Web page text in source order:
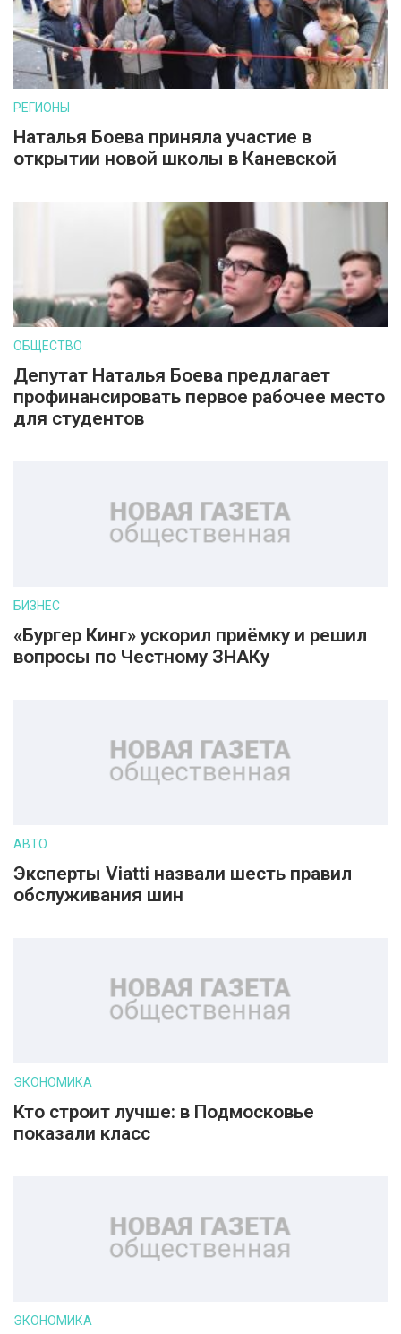
РЕГИОНЫ
Наталья Боева приняла участие в
открытии новой школы в Каневской
ОБЩЕСТВО
Депутат Наталья Боева предлагает
профинансировать первое рабочее место
для студентов
БИЗНЕС
«Бургер Кинг» ускорил приёмку и решил
вопросы по Честному ЗНАКу
АВТО
Эксперты Viatti назвали шесть правил
обслуживания шин
ЭКОНОМИКА
Кто строит лучше: в Подмосковье
показали класс
ЭКОНОМИКА